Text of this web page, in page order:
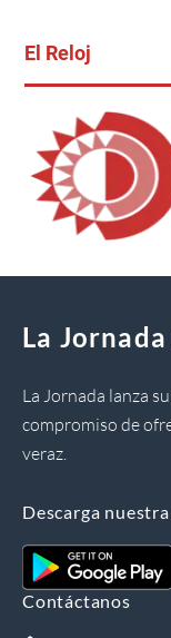
El Reloj
La
La Jornada lanza
compromiso de
veraz.
Descarga
Contáctanos